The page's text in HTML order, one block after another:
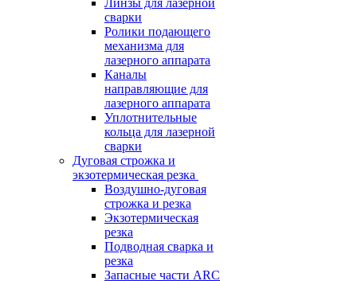
Линзы для лазерной
сварки
Ролики подающего
механизма для
лазерного аппарата
Каналы
направляющие для
лазерного аппарата
Уплотнительные
кольца для лазерной
сварки
Дуговая строжка и
экзотермическая резка
Воздушно-дуговая
строжка и резка
Экзотермическая
резка
Подводная сварка и
резка
Запасные части ARC